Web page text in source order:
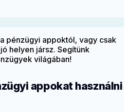
pénzügyi appoktól, vagy csak
helyen jársz. Segítünk
világában!
appokat használni